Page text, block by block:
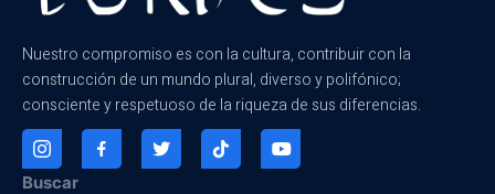
Nuestro compromiso es con la cultura, contribuir con la
construcción de un mundo plural, diverso y polifónico;
consciente y respetuoso de la riqueza de sus diferencias.
Buscar